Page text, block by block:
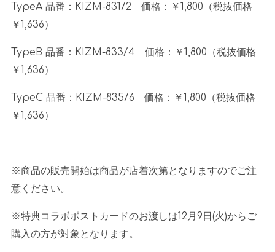
TypeA 品番： KIZM-831/2 価格：￥1,800 （税抜価格
￥1,636）
TypeB 品番： KIZM-833/4 価格：￥1,800 （税抜価格
￥1,636）
TypeC 品番： KIZM-835/6 価格：￥1,800 （税抜価格
￥1,636）
※商品の販売開始は商品が店着次第となりますのでご注
意ください。
※特典コラボポストカードのお渡しは12月 9 日 (火)からご
購入の方が対象となります。